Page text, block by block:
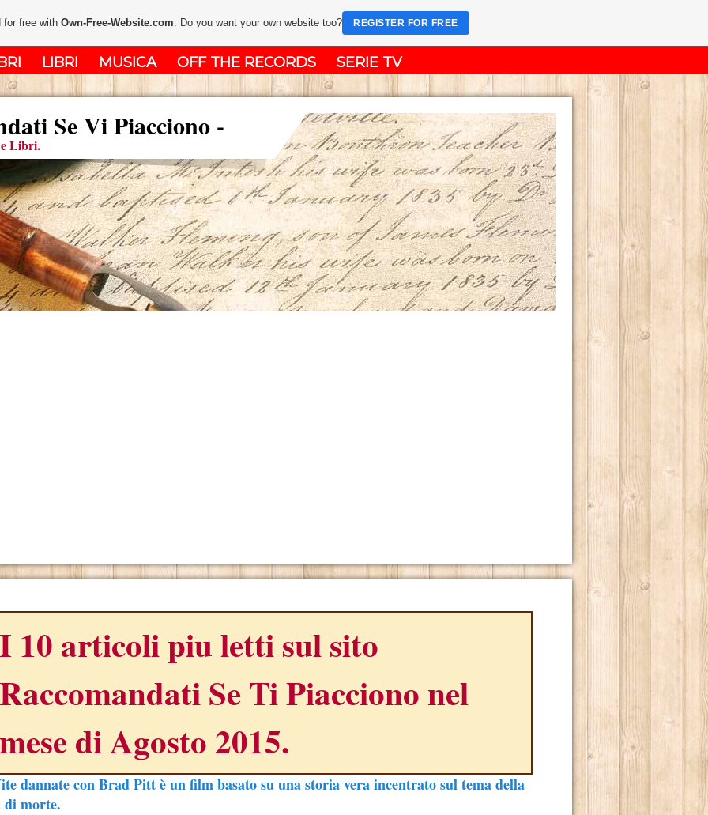
LIBRI MUSICA OFF THE RECORDS SERIE TV
Se Vi Piacciono -
Libri.
I 10 articoli piu letti sul sito
Raccomandati Se Ti Piacciono nel
mese di Agosto 2015.
dannate con Brad Pitt è un film basato su una storia vera incentrato sul tema della
di morte.
for free withOwn-Free-Website.com. Do you want your own website too? REGISTER FOR FREE